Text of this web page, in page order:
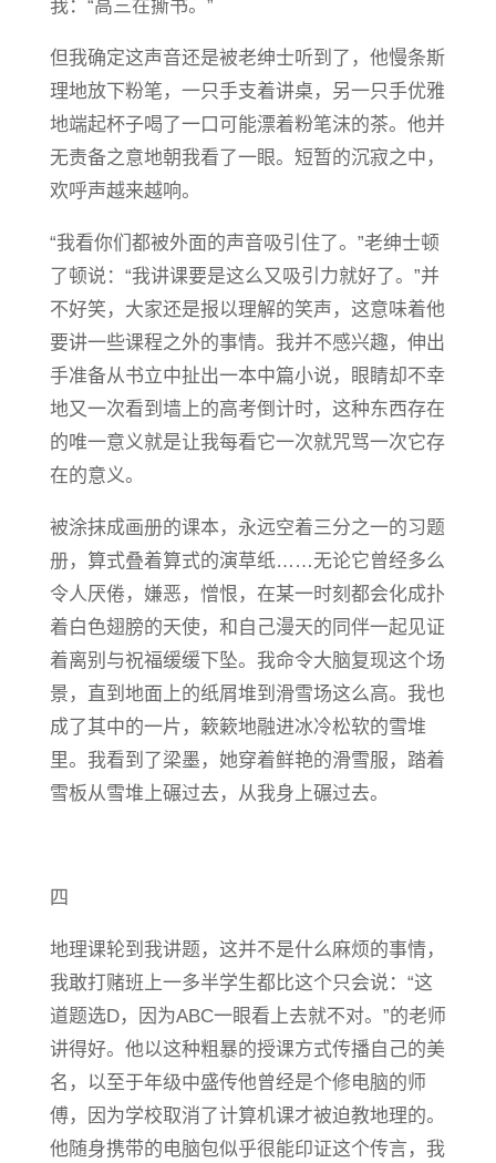
我：“高三在撕书。”
但我确定这声音还是被老绅士听到了，他慢条斯
理地放下粉笔，一只手支着讲桌，另一只手优雅
地端起杯子喝了一口可能漂着粉笔沫的茶。他并
无责备之意地朝我看了一眼。短暂的沉寂之中，
欢呼声越来越响。
“我看你们都被外面的声音吸引住了。”老绅士顿
了顿说：“我讲课要是这么又吸引力就好了。”并
不好笑，大家还是报以理解的笑声，这意味着他
要讲一些课程之外的事情。我并不感兴趣，伸出
手准备从书立中扯出一本中篇小说，眼睛却不幸
地又一次看到墙上的高考倒计时，这种东西存在
的唯一意义就是让我每看它一次就咒骂一次它存
在的意义。
被涂抹成画册的课本，永远空着三分之一的习题
册，算式叠着算式的演草纸……无论它曾经多么
令人厌倦，嫌恶，憎恨，在某一时刻都会化成扑
着白色翅膀的天使，和自己漫天的同伴一起见证
着离别与祝福缓缓下坠。我命令大脑复现这个场
景，直到地面上的纸屑堆到滑雪场这么高。我也
成了其中的一片，簌簌地融进冰冷松软的雪堆
里。我看到了梁墨，她穿着鲜艳的滑雪服，踏着
雪板从雪堆上碾过去，从我身上碾过去。
四
地理课轮到我讲题，这并不是什么麻烦的事情，
我敢打赌班上一多半学生都比这个只会说：“这
道题选D，因为ABC一眼看上去就不对。”的老师
讲得好。他以这种粗暴的授课方式传播自己的美
名，以至于年级中盛传他曾经是个修电脑的师
傅，因为学校取消了计算机课才被迫教地理的。
他随身携带的电脑包似乎很能印证这个传言，我